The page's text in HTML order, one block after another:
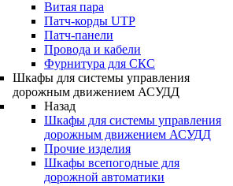
Витая пара
Патч-корды UTP
Патч-панели
Провода и кабели
Фурнитура для СКС
Шкафы для системы управления
дорожным движением АСУДД
Назад
Шкафы для системы управления
дорожным движением АСУДД
Прочие изделия
Шкафы всепогодные для
дорожной автоматики